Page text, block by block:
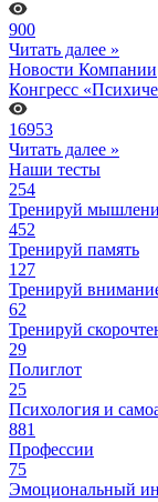
900
Читать далее »
Новости Компании
Конгресс
16953
Читать далее »
Наши тесты
254
Тренируй
452
Тренируй память
127
Тренируй
62
Тренируй
29
Полиглот
25
Психология и
881
Профессии
75
Эмоциональный